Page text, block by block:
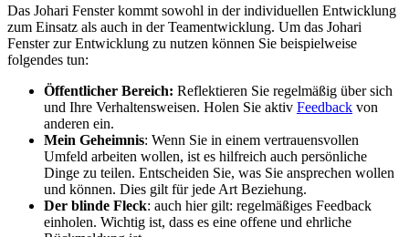
Das Johari Fenster kommt sowohl in der individuellen Entwicklung
zum Einsatz als auch in der Teamentwicklung. Um das Johari
Fenster zur Entwicklung zu nutzen können Sie beispielweise
folgendes tun:
Öffentlicher Bereich: Reflektieren Sie regelmäßig über sich
und Ihre Verhaltensweisen. Holen Sie aktiv Feedback von
anderen ein.
Mein Geheimnis: Wenn Sie in einem vertrauensvollen
Umfeld arbeiten wollen, ist es hilfreich auch persönliche
Dinge zu teilen. Entscheiden Sie, was Sie ansprechen wollen
und können. Dies gilt für jede Art Beziehung.
Der blinde Fleck: auch hier gilt: regelmäßiges Feedback
einholen. Wichtig ist, dass es eine offene und ehrliche